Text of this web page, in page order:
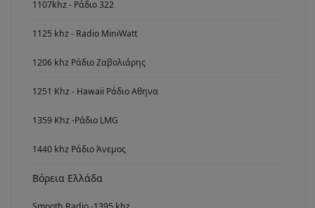
1107khz - Ράδιο 322
1125 khz - Radio MiniWatt
1206 khz Ράδιο Ζαβολιάρης
1251 Khz - Hawaii Ράδιο Αθηνα
1359 Khz -Ράδιο LMG
1440 khz Ράδιο Άνεμος
Βόρεια Ελλάδα